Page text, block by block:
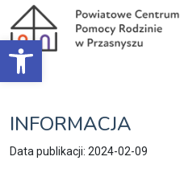
Open toolbar
INFORMACJA
Data publikacji: 2024-02-09